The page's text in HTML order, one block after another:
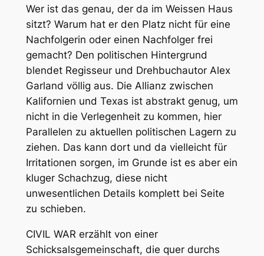
Wer ist das genau, der da im Weissen Haus
sitzt? Warum hat er den Platz nicht für eine
Nachfolgerin oder einen Nachfolger frei
gemacht? Den politischen Hintergrund
blendet Regisseur und Drehbuchautor Alex
Garland völlig aus. Die Allianz zwischen
Kalifornien und Texas ist abstrakt genug, um
nicht in die Verlegenheit zu kommen, hier
Parallelen zu aktuellen politischen Lagern zu
ziehen. Das kann dort und da vielleicht für
Irritationen sorgen, im Grunde ist es aber ein
kluger Schachzug, diese nicht
unwesentlichen Details komplett bei Seite
zu schieben.
CIVIL WAR erzählt von einer
Schicksalsgemeinschaft, die quer durchs